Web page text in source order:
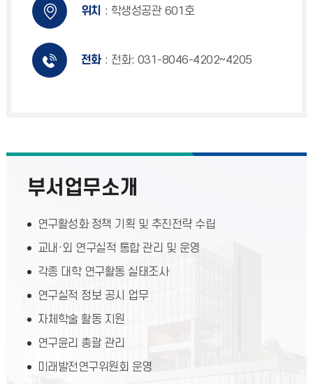
위치 : 학생성공관 601호
전화 : 전화: 031-8046-4202~4205
부서업무소개
연구활성화 정책 기획 및 추진전략 수립
교내·외 연구실적 통합 관리 및 운영
각종 대학 연구활동 실태조사
연구실적 정보 공시 업무
자체학술 활동 지원
연구윤리 총괄 관리
미래발전연구위원회 운영